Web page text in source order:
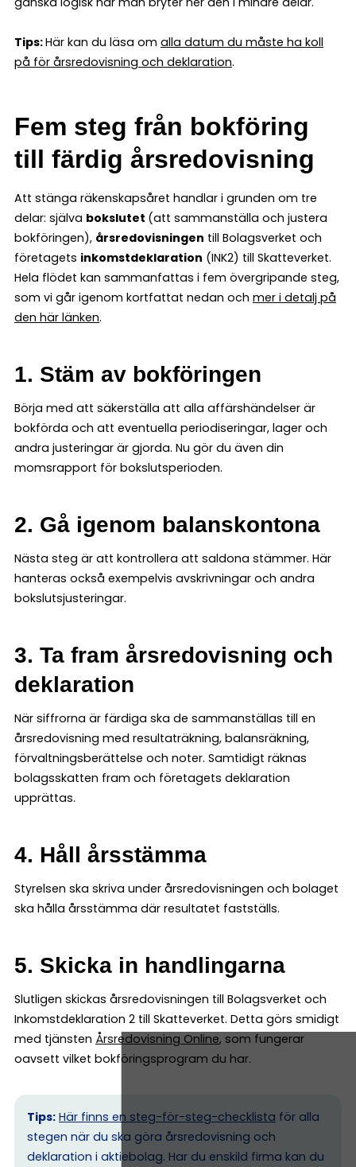
Tips:Här kan du läsa om alla datum du måste ha koll
på för årsredovisning och deklaration.
Fem steg från bokföring
till färdig årsredovisning
Att stänga räkenskapsåret handlar i grunden om tre
delar: själva bokslutet (att sammanställa och justera
bokföringen), årsredovisningen till Bolagsverket och
företagets inkomstdeklaration (INK2) till Skatteverket.
Hela flödet kan sammanfattas i fem övergripande steg,
som vi går igenom kortfattat nedan och mer i detalj på
den här länken.
1. Stäm av bokföringen
Börja med att säkerställa att alla affärshändelser är
bokförda och att eventuella periodiseringar, lager och
andra justeringar är gjorda. Nu gör du även din
momsrapport för bokslutsperioden.
2. Gå igenom balanskontona
Nästa steg är att kontrollera att saldona stämmer. Här
hanteras också exempelvis avskrivningar och andra
bokslutsjusteringar.
3. Ta fram årsredovisning och
deklaration
När siffrorna är färdiga ska de sammanställas till en
årsredovisning med resultaträkning, balansräkning,
förvaltningsberättelse och noter. Samtidigt räknas
bolagsskatten fram och företagets deklaration
upprättas.
4. Håll årsstämma
Styrelsen ska skriva under årsredovisningen och bolaget
ska hålla årsstämma där resultatet fastställs.
5. Skicka in handlingarna
Slutligen skickas årsredovisningen till Bolagsverket och
Inkomstdeklaration 2 till Skatteverket. Detta görs smidigt
med tjänsten Årsredovisning Online, som fungerar
oavsett vilket bokföringsprogram du har.
Tips: Här finns en steg-för-steg-checklista för alla
stegen när du ska göra årsredovisning och
deklaration i aktiebolag. Har du enskild firma kan du